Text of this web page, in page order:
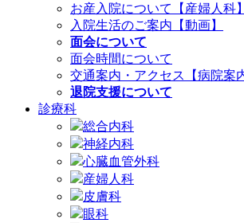
お産入院について【産婦人科】
入院生活のご案内【動画】
面会について
面会時間について
交通案内・アクセス【病院案
退院支援について
診療科
総合内科
神経内科
心臓血管外科
産婦人科
皮膚科
眼科